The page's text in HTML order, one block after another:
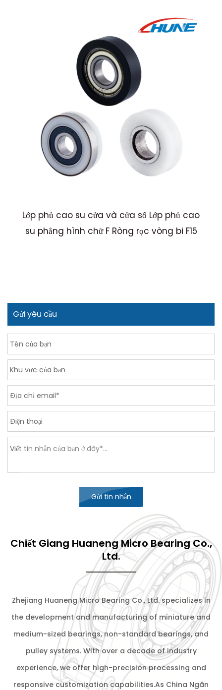
Lớp phủ cao su cửa và cửa sổ Lớp phủ cao
su phẳng hình chữ F Ròng rọc vòng bi F15
Gửi yêu cầu
Gửi tin nhắn
Chiết Giang Huaneng Micro Bearing Co.,
Ltd.
Zhejiang Huaneng Micro Bearing Co., Ltd. specializes in
the development and manufacturing of miniature and
medium-sized bearings, non-standard bearings, and
pulley systems. With over a decade of industry
experience, we offer high-precision processing and
responsive customization capabilities.As China Ngăn